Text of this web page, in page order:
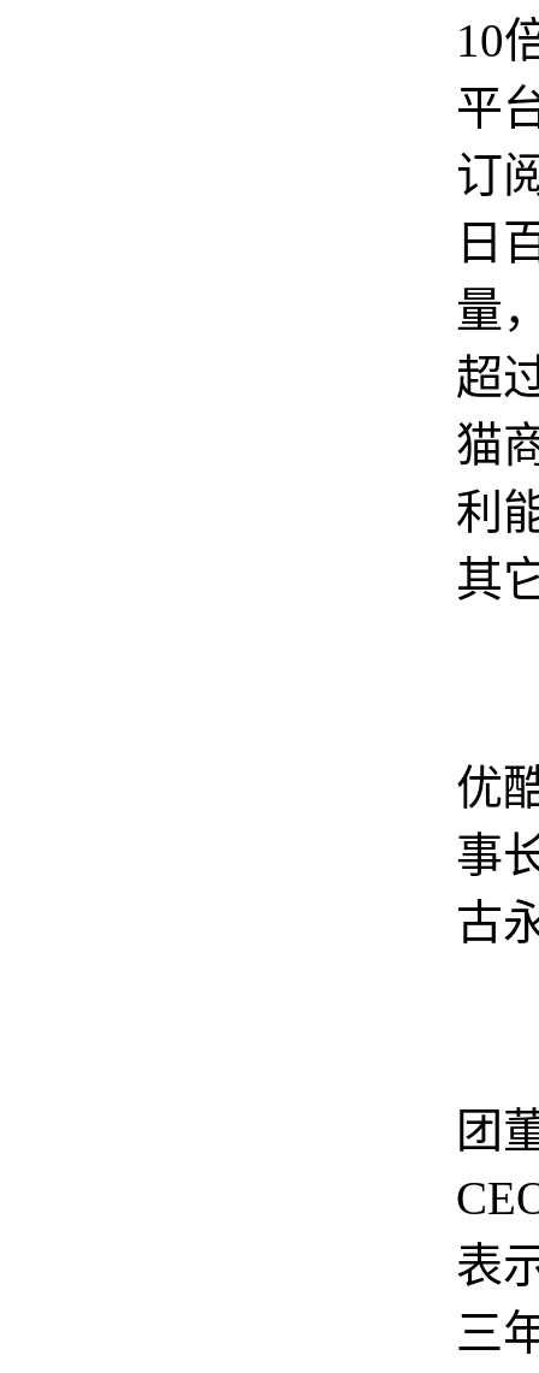
10
平
订
日
量
超
猫
利
其
优
事
古
团
表
三